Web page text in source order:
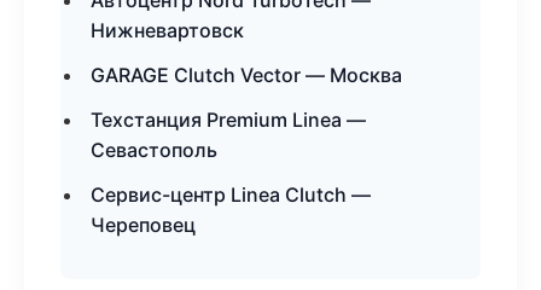
Нижневартовск
GARAGE Clutch Vector — Москва
Техстанция Premium Linea —
Севастополь
Сервис-центр Linea Clutch —
Череповец